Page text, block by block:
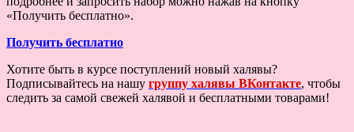
«Получить бесплатно».
Получить бесплатно
Хотите быть в курсе поступлений новый халявы?
Подписывайтесь на нашу группу халявы ВКонтакте, чтобы
следить за самой свежей халявой и бесплатными товарами!